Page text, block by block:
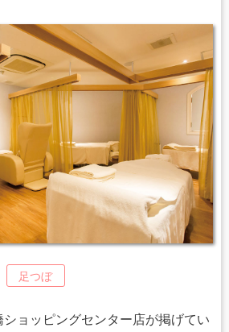
足つぼ
ョッピングセンター店が掲げてい